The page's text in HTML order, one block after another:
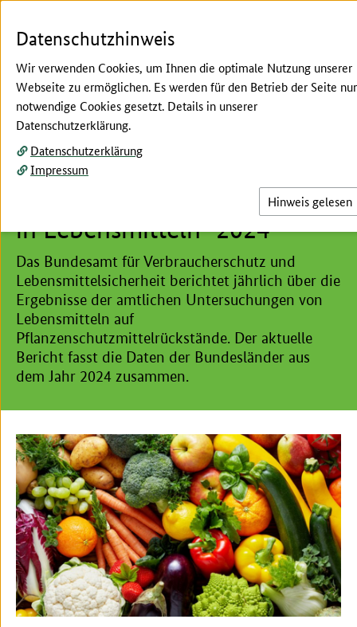
Hier beginnt der Hauptinhalt dieser Seite
Nationale Berichterstattung
in Lebensmitteln" 2024
Aktuelle Veröffentlichung
Das Bundesamt für Verbraucherschutz und
Lebensmittelsicherheit berichtet jährlich über die
Ergebnisse der amtlichen Untersuchungen von
Lebensmitteln auf
Pflanzenschutzmittelrückstände. Der aktuelle
Bericht fasst die Daten der Bundesländer aus
dem Jahr 2024 zusammen.
Datenschutzhinweis
Wir verwenden Cookies, um Ihnen die optimale Nutzung unserer
Webseite zu ermöglichen. Es werden für den Betrieb der Seite nur
notwendige Cookies gesetzt. Details in unserer
Datenschutzerklärung.
Datenschutzerklärung
Impressum
Hinweis gelesen